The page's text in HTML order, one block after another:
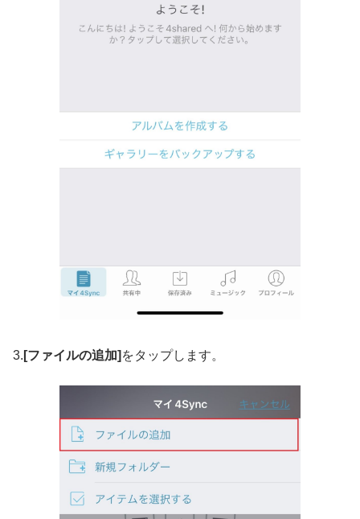
3. [ファイルの追加] をタップします。